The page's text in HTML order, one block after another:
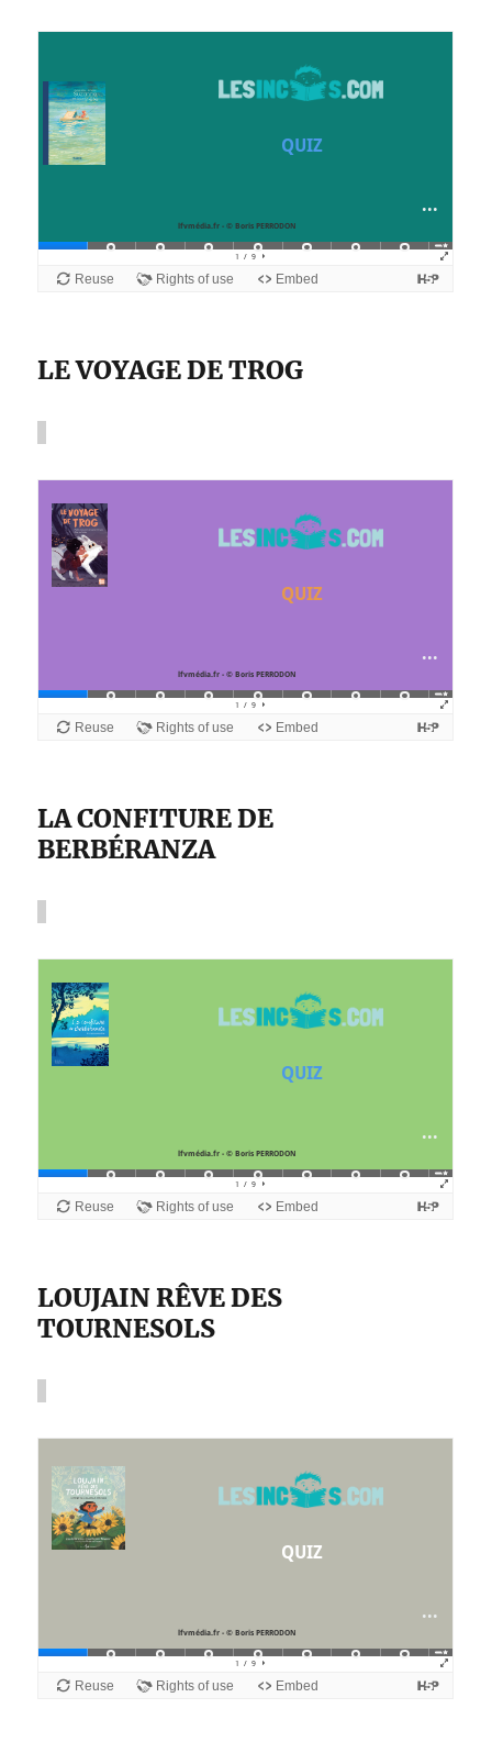
LE VOYAGE DE TROG
LA CONFITURE DE
BERBÉRANZA
LOUJAIN RÊVE DES
TOURNESOLS